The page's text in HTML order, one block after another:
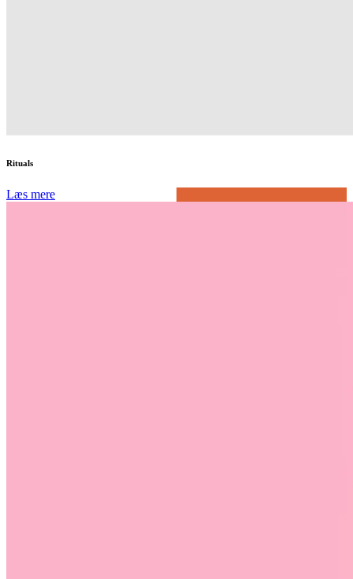
Rituals
Læs mere